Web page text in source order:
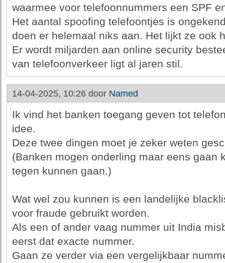
waarmee voor telefoonnummers een SPF
Het aantal spoofing telefoontjes is
doen er helemaal niks aan. Het lijkt ze ook
Er wordt miljarden aan online security
van telefoonverkeer ligt al jaren stil.
14-04-2025, 10:26 door Named
Ik vind het banken toegang geven tot
idee.
Deze twee dingen moet je zeker weten
(Banken mogen onderling maar eens gaan
tegen kunnen gaan.)
Wat wel zou kunnen is een landelijke
voor fraude gebruikt worden.
Als een of ander vaag nummer uit India
eerst dat exacte nummer.
Gaan ze verder via een vergelijkbaar